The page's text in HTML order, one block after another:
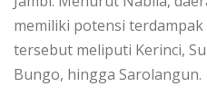
memiliki potensi terdampak
tersebut meliputi Kerinci,
Bungo, hingga Sarolangun.